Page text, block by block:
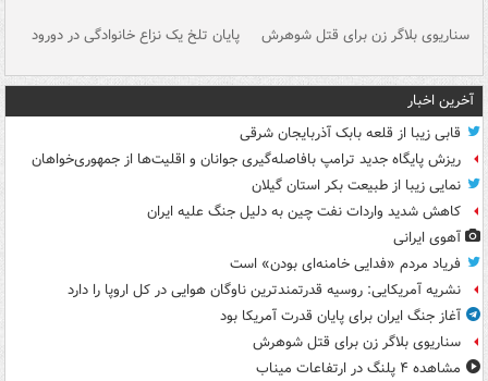
سناریوی بلاگر زن برای قتل شوهرش پایان تلخ یک نزاع خانوادگی در دورود
آخرین اخبار
قابی زیبا از قلعه بابک آذربایجان شرقی
ریزش پایگاه جدید ترامپ بافاصله‌گیری جوانان و اقلیت‌ها از جمهوری‌خواهان
نمایی زیبا از طبیعت بکر استان گیلان
کاهش شدید واردات نفت چین به دلیل جنگ علیه ایران
آهوی ایرانی
فریاد مردم «فدایی خامنه‌ای بودن» است
نشریه آمریکایی: روسیه قدرتمندترین ناوگان هوایی در کل اروپا را دارد
آغاز جنگ ایران برای پایان قدرت آمریکا بود
سناریوی بلاگر زن برای قتل شوهرش
مشاهده ۴ پلنگ در ارتفاعات میناب